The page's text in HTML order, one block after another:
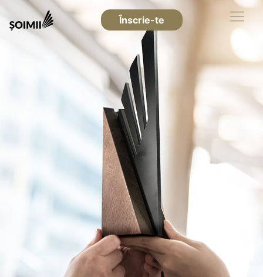
Înscrie-te